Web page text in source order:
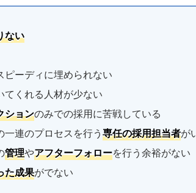
ない
ピーディに埋められない
てくれる人材が少ない
ションのみでの採用に苦戦している
一連のプロセスを行う 専任の採用担当者が
管理やアフターフォローを行う余裕がない
た成果がでない